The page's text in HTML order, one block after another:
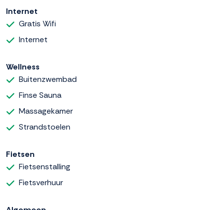
Internet
Gratis Wifi
Internet
Wellness
Buitenzwembad
Finse Sauna
Massagekamer
Strandstoelen
Fietsen
Fietsenstalling
Fietsverhuur